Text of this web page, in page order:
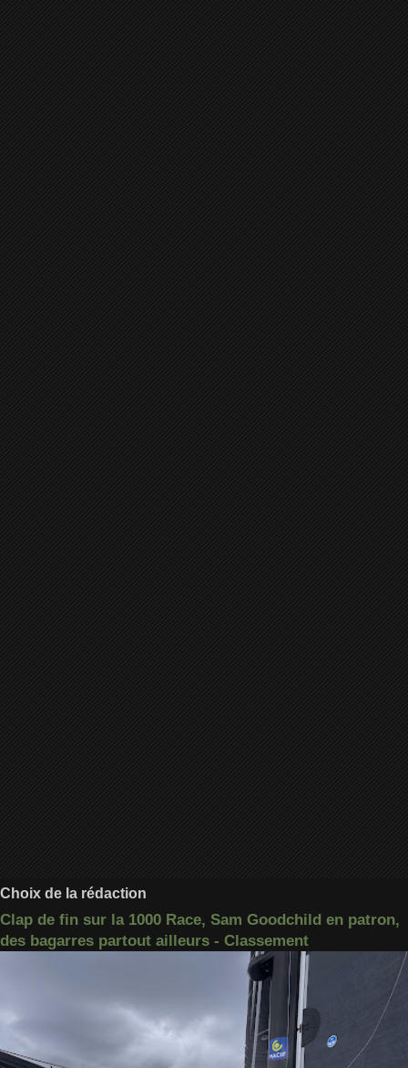
Choix de la rédaction
Clap de fin sur la 1000 Race, Sam Goodchild en patron,
des bagarres partout ailleurs - Classement